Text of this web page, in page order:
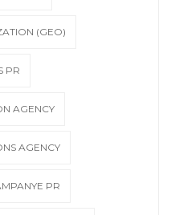
(GEO)
PR
AGENCY
AGENCY
PR